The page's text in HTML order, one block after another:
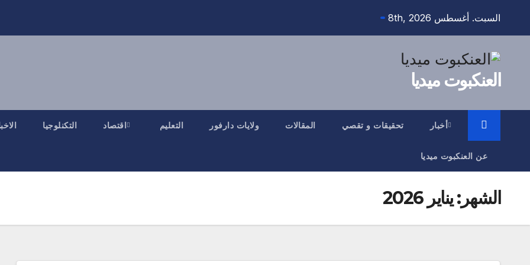
السبت. أغسطس 8th, 2026
العنكبوت ميديا
أخبار تحقيقات و تقصي المقالات ولايات دارفور التعليم اقتصاد التكنلوجيا
عن العنكبوت ميديا
الشهر:يناير 2026